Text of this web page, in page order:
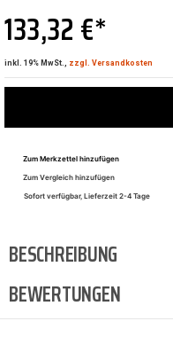
133,32 €*
inkl. 19% MwSt., zzgl. Versandkosten
Zum Merkzettel hinzufügen
Zum Vergleich hinzufügen
Sofort verfügbar, Lieferzeit 2-4 Tage
BESCHREIBUNG
BEWERTUNGEN